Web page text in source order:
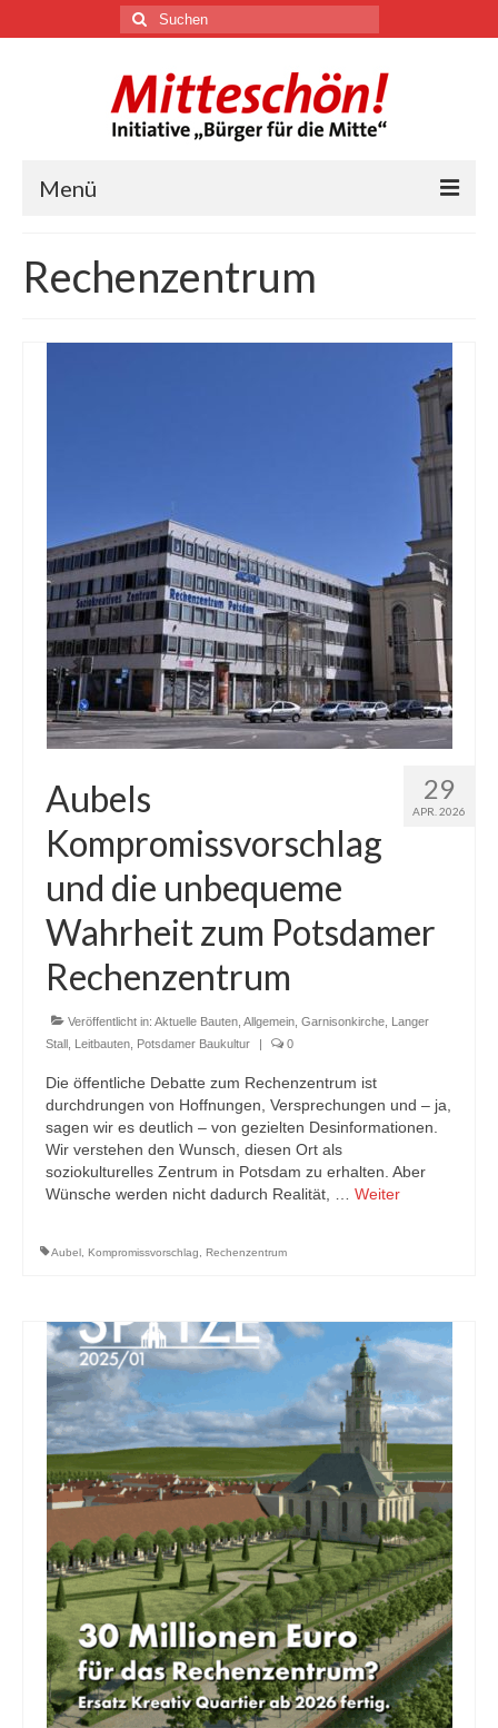
Suchen
nach:
Menü
Über uns
Themen
Kontakt
Rechenzentrum
29
APR. 2026
Aubels
Kompromissvorschlag
und die unbequeme
Wahrheit zum Potsdamer
Rechenzentrum
Veröffentlicht in: Aktuelle Bauten Allgemein Garnisonkirche Langer
Stall Leitbauten Potsdamer Baukultur | 0
Die öffentliche Debatte zum Rechenzentrum ist
durchdrungen von Hoffnungen, Versprechungen und – ja,
sagen wir es deutlich – von gezielten Desinformationen.
Wir verstehen den Wunsch, diesen Ort als
soziokulturelles Zentrum in Potsdam zu erhalten. Aber
Wünsche werden nicht dadurch Realität, … Weiter
Aubel Kompromissvorschlag Rechenzentrum